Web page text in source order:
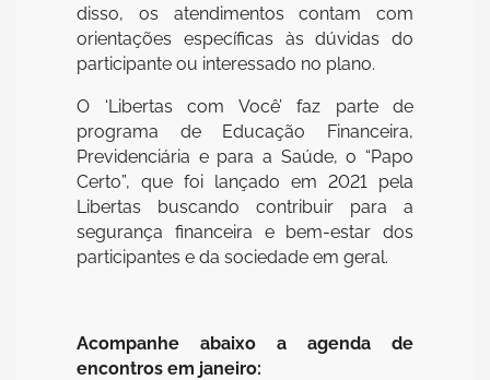
disso, os atendimentos contam com
orientações específicas às dúvidas do
participante ou interessado no plano.
O ‘Libertas com Você’ faz parte de
programa de Educação Financeira,
Previdenciária e para a Saúde, o “Papo
Certo”, que foi lançado em 2021 pela
Libertas buscando contribuir para a
segurança financeira e bem-estar dos
participantes e da sociedade em geral.
Acompanhe abaixo a agenda de
encontros em janeiro: